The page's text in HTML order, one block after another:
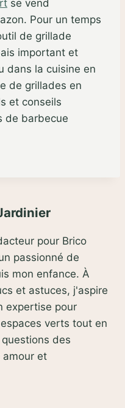
se vend
Pour un temps
de grillade
important et
dans la cuisine en
de grillades en
et conseils
de barbecue
pour Brico
passionné de
mon enfance. À
et astuces, j'aspire
expertise pour
verts tout en
des
amour et